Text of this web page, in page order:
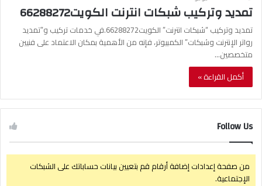
تمديد وتركيب شبكات انترنت الكويت66288272
تمديد وتركيب “شبكات انترنت” الكويت66288272.في خدمات تركيب و”تمديد
رواتر الإنترنت وشبكات” الكمبيوتر، فإنه من الأهمية بمكان الاعتماد على فنيين
متخصصين…
أكمل القراءة »
Follow Us
من صفحة إعدادات إضافة أرقام قم بتعيين بيانات حساباتك على الشبكات
الإجتماعية.